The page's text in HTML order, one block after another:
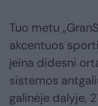
Tuo metu
akcentuos
įeina didesni
sistemos
galinėje dalyje,